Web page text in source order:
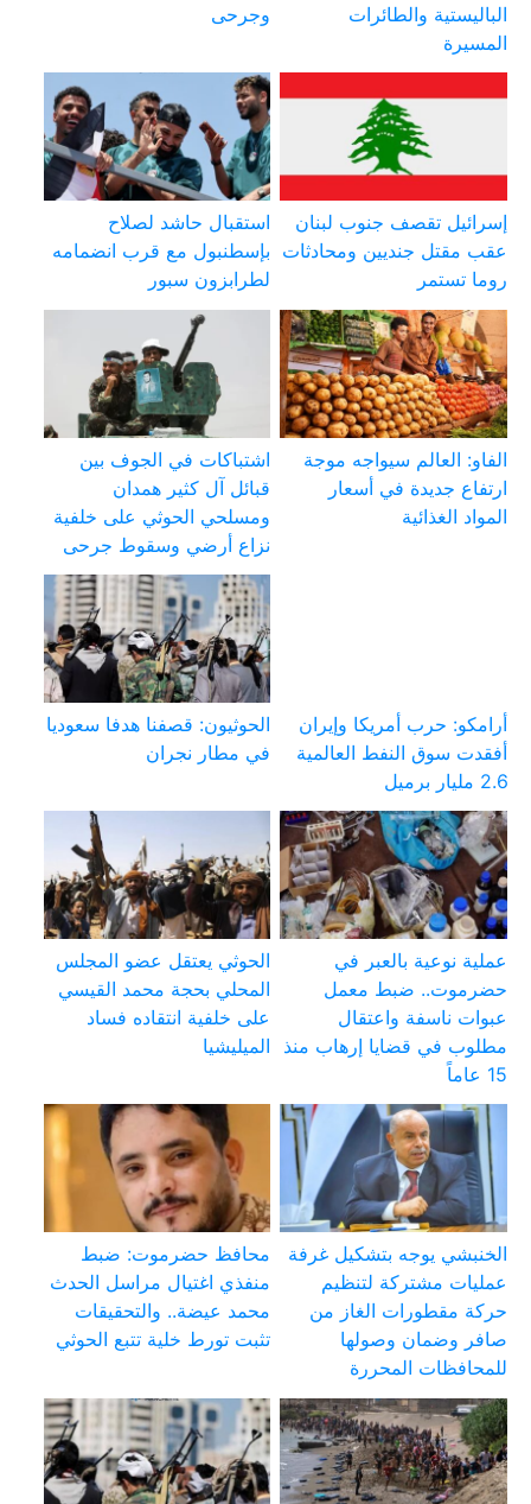
الباليستية والطائرات
المسيرة
وجرحى
إسرائيل تقصف جنوب لبنان
عقب مقتل جنديين ومحادثات
روما تستمر
استقبال حاشد لصلاح
بإسطنبول مع قرب انضمامه
لطرابزون سبور
الفاو: العالم سيواجه موجة
ارتفاع جديدة في أسعار
المواد الغذائية
اشتباكات في الجوف بين
قبائل آل كثير همدان
ومسلحي الحوثي على خلفية
نزاع أرضي وسقوط جرحى
أرامكو: حرب أمريكا وإيران
أفقدت سوق النفط العالمية
2.6 مليار برميل
الحوثيون: قصفنا هدفا سعوديا
في مطار نجران
عملية نوعية بالعبر في
حضرموت.. ضبط معمل
عبوات ناسفة واعتقال
مطلوب في قضايا إرهاب منذ
15 عاماً
الحوثي يعتقل عضو المجلس
المحلي بحجة محمد القيسي
على خلفية انتقاده فساد
الميليشيا
الخنبشي يوجه بتشكيل غرفة
عمليات مشتركة لتنظيم
حركة مقطورات الغاز من
صافر وضمان وصولها
للمحافظات المحررة
محافظ حضرموت: ضبط
منفذي اغتيال مراسل الحدث
محمد عيضة.. والتحقيقات
تثبت تورط خلية تتبع الحوثي